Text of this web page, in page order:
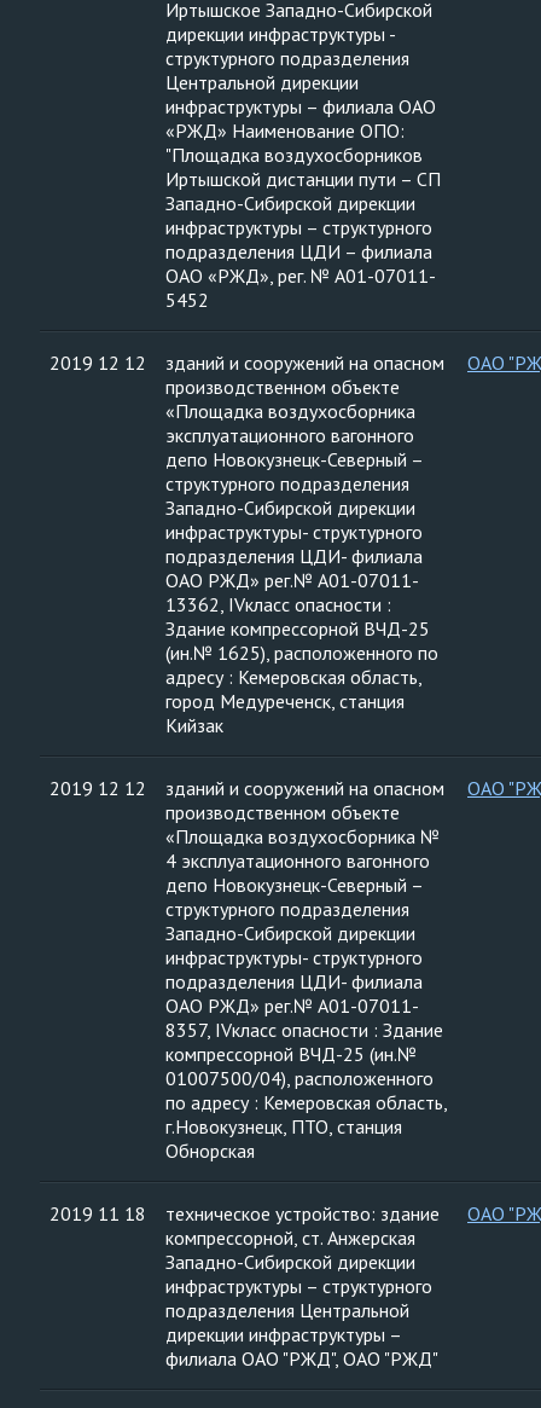
Иртышское Западно-Сибирской
дирекции инфраструктуры -
структурного подразделения
Центральной дирекции
инфраструктуры – филиала ОАО
«РЖД» Наименование ОПО:
"Площадка воздухосборников
Иртышской дистанции пути – СП
Западно-Сибирской дирекции
инфраструктуры – структурного
подразделения ЦДИ – филиала
ОАО «РЖД», рег. № А01-07011-
5452
2019 12 12
зданий и сооружений на опасном
производственном объекте
«Площадка воздухосборника
эксплуатационного вагонного
депо Новокузнецк-Северный –
структурного подразделения
Западно-Сибирской дирекции
инфраструктуры- структурного
подразделения ЦДИ- филиала
ОАО РЖД» рег.№ А01-07011-
13362, IVкласс опасности :
Здание компрессорной ВЧД-25
(ин.№ 1625), расположенного по
адресу : Кемеровская область,
город Медуреченск, станция
Кийзак
ОАО
2019 12 12
зданий и сооружений на опасном
производственном объекте
«Площадка воздухосборника №
4 эксплуатационного вагонного
депо Новокузнецк-Северный –
структурного подразделения
Западно-Сибирской дирекции
инфраструктуры- структурного
подразделения ЦДИ- филиала
ОАО РЖД» рег.№ А01-07011-
8357, IVкласс опасности : Здание
компрессорной ВЧД-25 (ин.№
01007500/04), расположенного
по адресу : Кемеровская область,
г.Новокузнецк, ПТО, станция
Обнорская
ОАО
2019 11 18
техническое устройство: здание
компрессорной, ст. Анжерская
Западно-Сибирской дирекции
инфраструктуры – структурного
подразделения Центральной
дирекции инфраструктуры –
филиала ОАО "РЖД", ОАО "РЖД"
ОАО